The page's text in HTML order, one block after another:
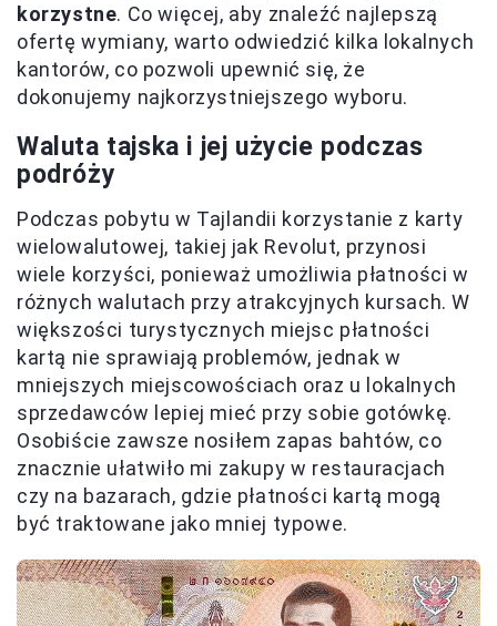
korzystne. Co więcej, aby znaleźć najlepszą
ofertę wymiany, warto odwiedzić kilka lokalnych
kantorów, co pozwoli upewnić się, że
dokonujemy najkorzystniejszego wyboru.
Waluta tajska i jej użycie podczas
podróży
Podczas pobytu w Tajlandii korzystanie z karty
wielowalutowej, takiej jak Revolut, przynosi
wiele korzyści, ponieważ umożliwia płatności w
różnych walutach przy atrakcyjnych kursach. W
większości turystycznych miejsc płatności
kartą nie sprawiają problemów, jednak w
mniejszych miejscowościach oraz u lokalnych
sprzedawców lepiej mieć przy sobie gotówkę.
Osobiście zawsze nosiłem zapas bahtów, co
znacznie ułatwiło mi zakupy w restauracjach
czy na bazarach, gdzie płatności kartą mogą
być traktowane jako mniej typowe.